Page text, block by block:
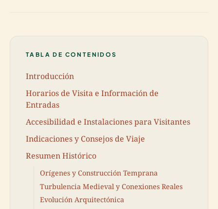
TABLA DE CONTENIDOS
Introducción
Horarios de Visita e Información de
Entradas
Accesibilidad e Instalaciones para Visitantes
Indicaciones y Consejos de Viaje
Resumen Histórico
Orígenes y Construcción Temprana
Turbulencia Medieval y Conexiones Reales
Evolución Arquitectónica